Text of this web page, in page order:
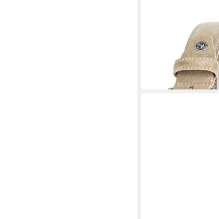
UVP 39,95 €
in 2-3 Werktagen bei dir